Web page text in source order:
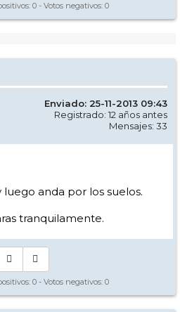
0 - Votos negativos: 0
Enviado: 25-11-2013 09:43
Registrado: 12 años antes
Mensajes: 33
anda por los suelos.
tranquilamente.
0 - Votos negativos: 0